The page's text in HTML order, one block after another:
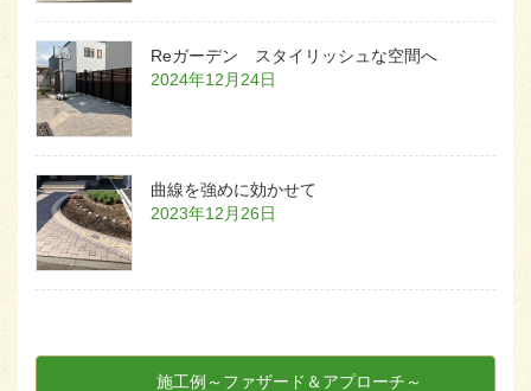
Reガーデン スタイリッシュな空間へ
2024年12月24日
曲線を強めに効かせて
2023年12月26日
施工例～ファザード＆アプローチ～